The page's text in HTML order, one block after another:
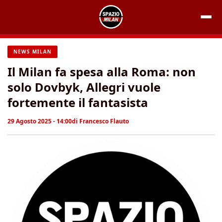
contenuto
NEWS MILAN
Il Milan fa spesa alla Roma: non
solo Dovbyk, Allegri vuole
fortemente il fantasista
29 Agosto 2025 - 14:00di Francesco Flauto